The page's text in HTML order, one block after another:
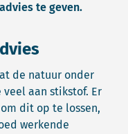
te geven.
de natuur onder
aan stikstof. Er
dit op te lossen,
werkende